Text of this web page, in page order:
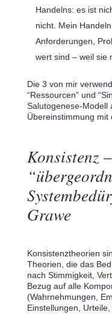
Handelns: es ist
nicht. Mein
Anforderungen,
wert sind – weil sie
Die 3 von mir
“Ressourcen” und
Salutogenese-Modell
Übereinstimmung mit
Konsistenz
Grawe
Konsistenztheorien
Theorien, die das
nach Stimmigkeit,
Bezug auf alle
(Wahrnehmungen,
Einstellungen,